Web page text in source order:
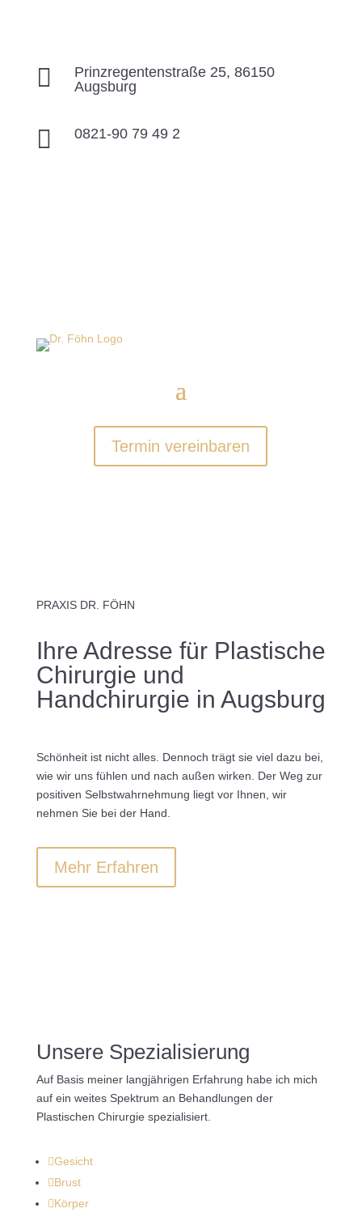

Prinzregentenstraße 25, 86150
Augsburg
 0821-90 79 49 2
Termin vereinbaren
PRAXIS DR. FÖHN
Ihre Adresse für Plastische
Chirurgie und
Handchirurgie in Augsburg
Schönheit ist nicht alles. Dennoch trägt sie viel dazu bei,
wie wir uns fühlen und nach außen wirken. Der Weg zur
positiven Selbstwahrnehmung liegt vor Ihnen, wir
nehmen Sie bei der Hand.
Mehr Erfahren
Unsere Spezialisierung
Auf Basis meiner langjährigen Erfahrung habe ich mich
auf ein weites Spektrum an Behandlungen der
Plastischen Chirurgie spezialisiert.
Gesicht
Brust
Körper